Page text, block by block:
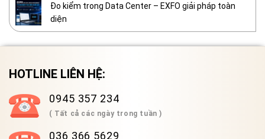
Đo kiểm trong Data Center – EXFO giải pháp toàn
diện
HOTLINE LIÊN HỆ:
0945 357 234
( Tất cả các ngày trong tuần )
036 366 5629